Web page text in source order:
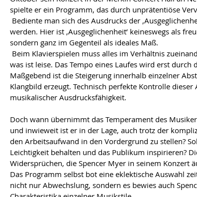
spielte er ein Programm, das durch unprätentiöse
Bediente man sich des Ausdrucks der
werden. Hier ist ‚Ausgeglichenheit’ keineswegs als
sondern ganz im Gegenteil als ideales Maß.
Beim Klavierspielen muss alles im Verhältnis
was ist leise. Das Tempo eines Laufes wird erst
Maßgebend ist die Steigerung innerhalb einzelner
Klangbild erzeugt. Technisch perfekte Kontrolle
musikalischer Ausdrucksfähigkeit.
Doch wann übernimmt das Temperament des
und inwieweit ist er in der Lage, auch trotz der
den Arbeitsaufwand in den Vordergrund zu stellen?
Leichtigkeit behalten und das Publikum inspirieren?
Widersprüchen, die Spencer Myer in seinem Konzert
Das Programm selbst bot eine eklektische Auswahl
nicht nur Abwechslung, sondern es bewies auch